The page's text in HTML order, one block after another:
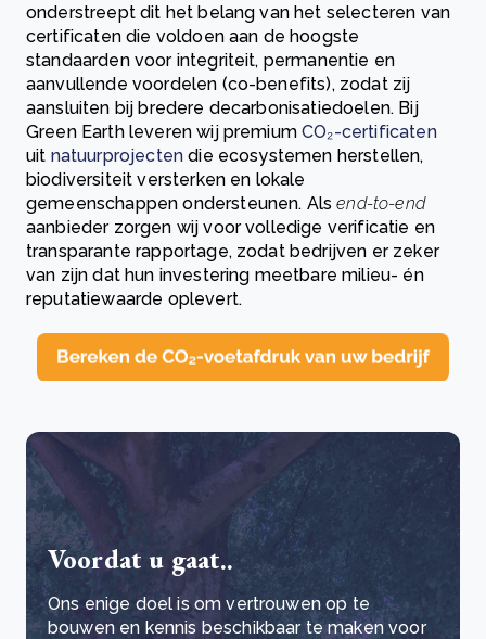
onderstreept dit het belang van het selecteren van
certificaten die voldoen aan de hoogste
standaarden voor integriteit, permanentie en
aanvullende voordelen (co-benefits), zodat zij
aansluiten bij bredere decarbonisatiedoelen. Bij
Green Earth leveren wij premiumCO₂-certificaten
uit natuurprojecten die ecosystemen herstellen,
biodiversiteit versterken en lokale
gemeenschappen ondersteunen. Alsend-to-end
aanbieder zorgen wij voor volledige verificatie en
transparante rapportage, zodat bedrijven er zeker
van zijn dat hun investering meetbare milieu- én
reputatiewaarde oplevert.
Voordat u gaat..
Ons enige doel is om vertrouwen op te
bouwen en kennis beschikbaar te maken voor